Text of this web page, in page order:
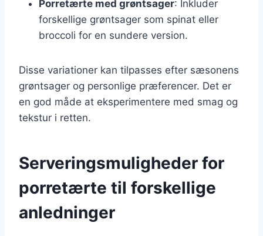
Porretærte med grøntsager: Inkluder
forskellige grøntsager som spinat eller
broccoli for en sundere version.
Disse variationer kan tilpasses efter sæsonens
grøntsager og personlige præferencer. Det er
en god måde at eksperimentere med smag og
tekstur i retten.
Serveringsmuligheder for
porretærte til forskellige
anledninger